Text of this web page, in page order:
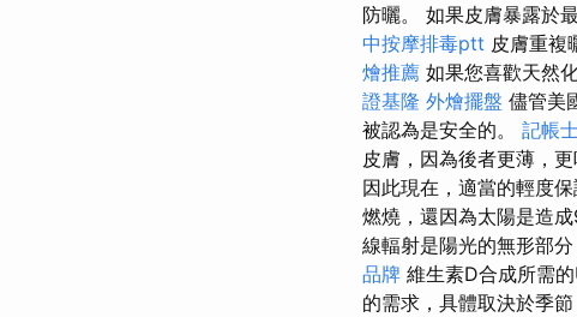
防曬。 如果皮膚暴露於
中按摩排毒ptt 皮膚重複
燴推薦 如果您喜歡天然
證基隆 外燴擺盤 儘管美
被認為是安全的。 記帳
皮膚，因為後者更薄，
因此現在，適當的輕度
燃燒，還因為太陽是造
線輻射是陽光的無形部
品牌 維生素D合成所需
的需求，具體取決於季